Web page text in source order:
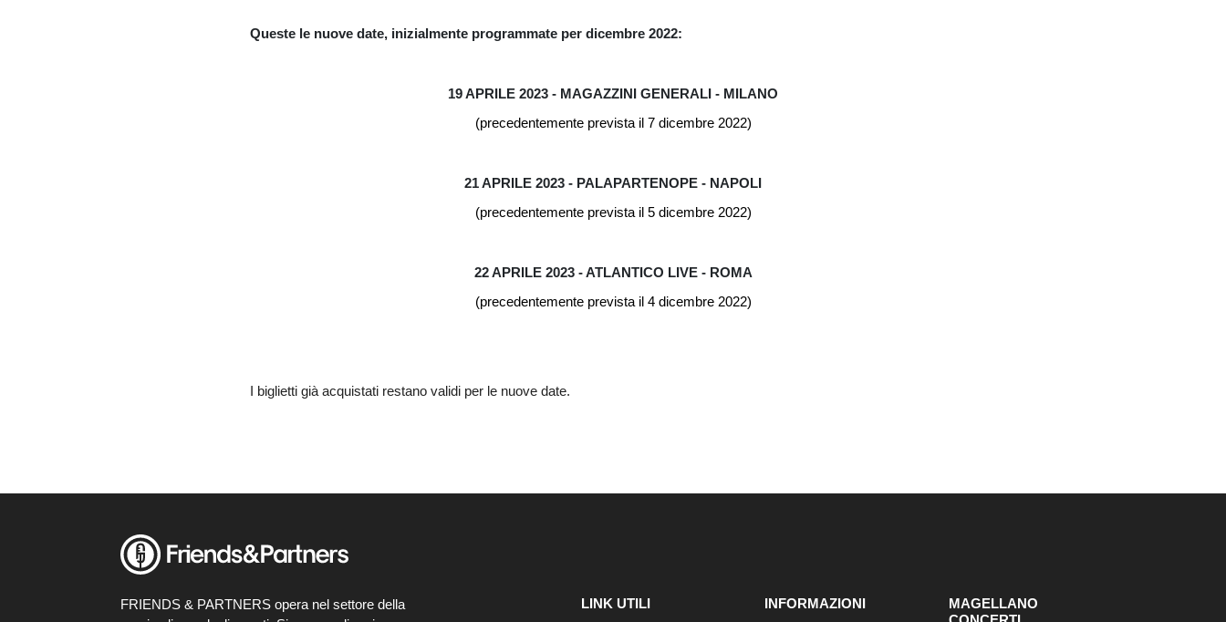
Queste le nuove date, inizialmente programmate per dicembre 2022:
19 APRILE 2023 - MAGAZZINI GENERALI - MILANO
(precedentemente prevista il 7 dicembre 2022)
21 APRILE 2023 - PALAPARTENOPE - NAPOLI
(precedentemente prevista il 5 dicembre 2022)
22 APRILE 2023 - ATLANTICO LIVE - ROMA
(precedentemente prevista il 4 dicembre 2022)
I biglietti già acquistati restano validi per le nuove date.
FRIENDS & PARTNERS opera nel settore della
LINK UTILI INFORMAZIONI
MAGELLANO